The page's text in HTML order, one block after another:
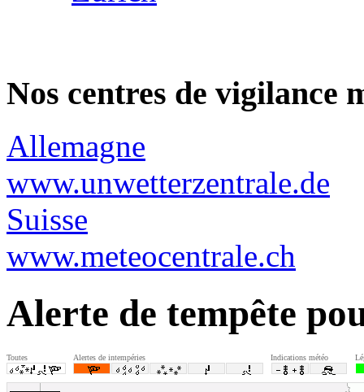
Nos centres de vigilance
Allemagne
www.unwetterzentrale.de
Suisse
www.meteocentrale.ch
Alerte de tempête
Toutes Alertes de intempéries Indications météo